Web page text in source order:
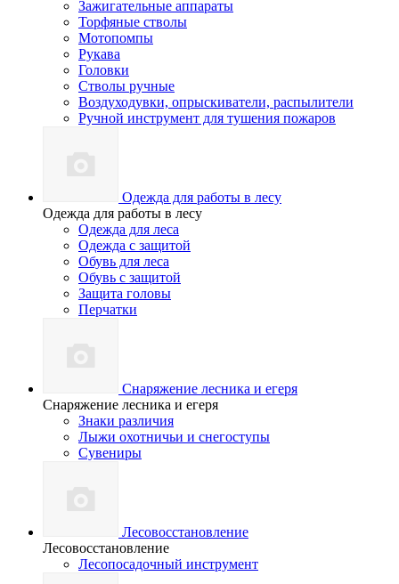
Зажигательные аппараты
Торфяные стволы
Мотопомпы
Рукава
Головки
Стволы ручные
Воздуходувки, опрыскиватели, распылители
Ручной инструмент для тушения пожаров
Одежда для работы в лесу
Одежда для работы в лесу
Одежда для леса
Одежда с защитой
Обувь для леса
Обувь с защитой
Защита головы
Перчатки
Снаряжение лесника и егеря
Снаряжение лесника и егеря
Знаки различия
Лыжи охотничьи и снегоступы
Сувениры
Лесовосстановление
Лесовосстановление
Лесопосадочный инструмент